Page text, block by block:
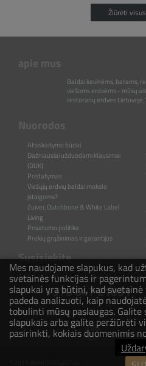
Žiūrėti
Baldai kavinėms, barams,
viešoms erdvėms - mūsų
restoranų erdves
Atsiskaitymo būdai
Dažniausiai užduodami klausimai
(DUK)
Pristatymas
Viešųjų erdvių baldai mokslo
įstaigoms?
Zuiver, Dutchbone & White Label
Living
Privatumo politika
Prekių grąžinimas ir garantijos
Susisiekite
Rašykite ir skambinkite mums jeigu
+370 647 21031
hello@bravoprojekt.eu
Mes naudojame slapukus, kad
svetainės funkcijas ir
slapukai yra būtini, kad
padeda analizuoti, kaip
tobulinti mūsų paslaugas.
slapukais arba galite peržiūrėti
pasirinkti, kokiais duomenimis